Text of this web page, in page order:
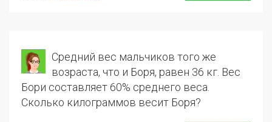
Средний вес мальчиков того же
возраста, что и Боря, равен 36 кг. Вес
Бори составляет 60% среднего веса.
Сколько килограммов весит Боря?